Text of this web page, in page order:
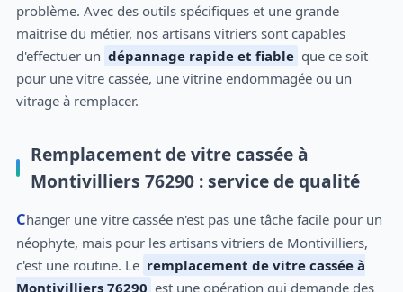
problème. Avec des outils spécifiques et une grande
maitrise du métier, nos artisans vitriers sont capables
d'effectuer un dépannage rapide et fiable que ce soit
pour une vitre cassée, une vitrine endommagée ou un
vitrage à remplacer.
Remplacement de vitre cassée à
Montivilliers 76290 : service de qualité
Changer une vitre cassée n'est pas une tâche facile pour un
néophyte, mais pour les artisans vitriers de Montivilliers,
c'est une routine. Le remplacement de vitre cassée à
Montivilliers 76290 est une opération qui demande des